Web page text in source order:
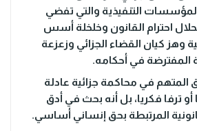
المؤسسات التنفيذية والتي تفضي
احترام القانون وخلخلة أسس
وهز كيان القضاء الجزائي وزعزعة
المفترضة في أحكامه.
المتهم في محاكمة جزائية عادلة
أو ترفا فكريا، بل أنه بحث في أدق
المرتبطة بحق إنساني أساسي.